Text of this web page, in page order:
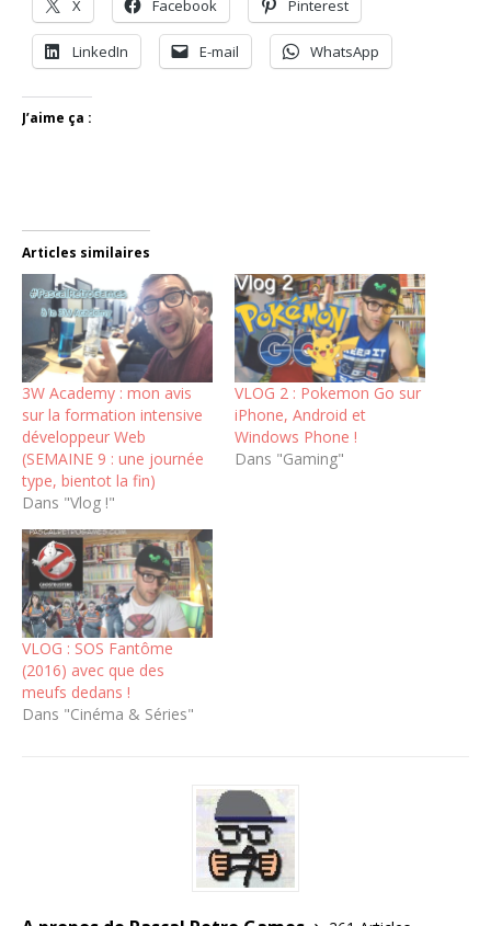
X Facebook Pinterest
LinkedIn E-mail WhatsApp
J’aime ça :
Articles similaires
3W Academy : mon avis
sur la formation intensive
développeur Web
(SEMAINE 9 : une journée
type, bientot la fin)
Dans "Vlog !"
VLOG 2 : Pokemon Go sur
iPhone, Android et
Windows Phone !
Dans "Gaming"
VLOG : SOS Fantôme
(2016) avec que des
meufs dedans !
Dans "Cinéma & Séries"